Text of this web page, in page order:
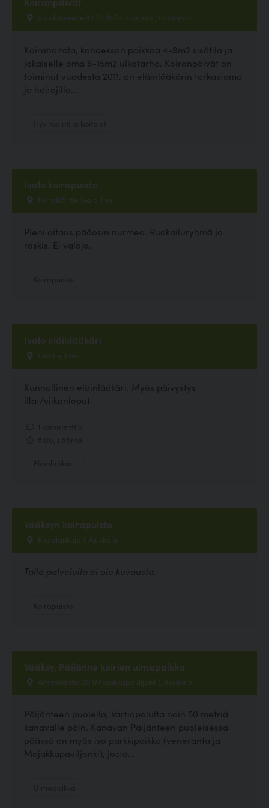
Sundstenintie 32 07850 Lapinjärvi, Lapinjärvi
Koirahoitola, kahdeksan paikkaa 4-9m2 sisätila ja
jokaiselle oma 6-15m2 ulkotarha. Koiranpäivät on
toiminut vuodesta 2011, on eläinlääkärin tarkastama
ja hoitajilla...
Ivalo koirapuisto
Kermikäntie Ivalo, Inari
Pieni aitaus pääosin nurmea. Ruokailuryhmä ja
roskis. Ei valoja.
Ivalo eläinlääkäri
Latutie, Inari
Kunnallinen eläinlääkäri. Myös päivystys
illat/viikonloput.
Vääksyn koirapuisto
Kissalankuja 1, Asikkala
Tällä palvelulla ei ole kuvausta.
Vääksy, Päijänne koirien uimapaikka
Ämmäläntie 20 (Majakkapaviljonki), Asikkala
Päijänteen puolella, Vartiopolulta noin 50 metriä
kanavalle päin. Kanavan Päijänteen puoleisessa
päässä on myös iso parkkipaikka (veneranta ja
Majakkapaviljonki), josta...